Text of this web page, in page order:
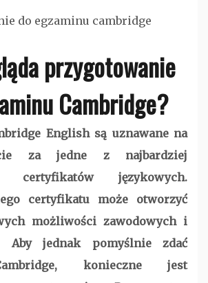
przygotowanie
Cambridge?
English są uznawane na
za jedne z najbardziej
certyfikatów językowych.
certyfikatu może otworzyć
możliwości zawodowych i
Aby jednak pomyślnie zdać
konieczne jest